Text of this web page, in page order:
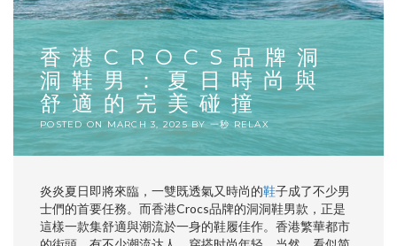
香港CROCS品牌洞
洞鞋男：夏日時尚與
舒適的完美碰撞
POSTED ON MARCH 3, 2025BY一秒 RELAX
炎炎夏日即將來臨，一雙既透氣又時尚的鞋子成了不少男
士們的首要任務。而香港Crocs品牌的洞洞鞋男款，正是
這樣一款集舒適與潮流於一身的鞋履佳作。香港繁華都市